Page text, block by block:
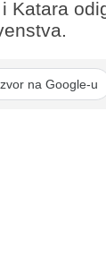
Katara
na Google-u